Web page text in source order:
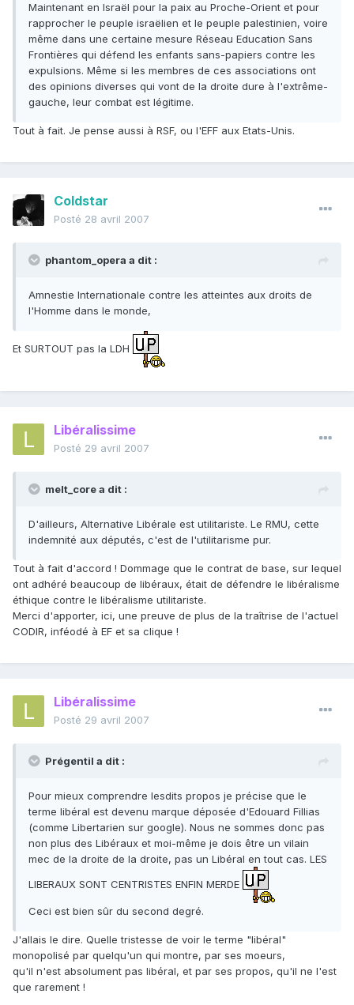
Maintenant en Israël pour la paix au Proche-Orient et pour
rapprocher le peuple israëlien et le peuple palestinien, voire
même dans une certaine mesure Réseau Education Sans
Frontières qui défend les enfants sans-papiers contre les
expulsions. Même si les membres de ces associations ont
des opinions diverses qui vont de la droite dure à l'extrême-
gauche, leur combat est légitime.
Tout à fait. Je pense aussi à RSF, ou l'EFF aux Etats-Unis.
Coldstar
Posté 28 avril 2007
phantom_opera a dit :
Amnestie Internationale contre les atteintes aux droits de
l'Homme dans le monde,
Et SURTOUT pas la LDH
Libéralissime
Posté 29 avril 2007
melt_core a dit :
D'ailleurs, Alternative Libérale est utilitariste. Le RMU, cette
indemnité aux députés, c'est de l'utilitarisme pur.
Tout à fait d'accord ! Dommage que le contrat de base, sur lequel
ont adhéré beaucoup de libéraux, était de défendre le libéralisme
éthique contre le libéralisme utilitariste.
Merci d'apporter, ici, une preuve de plus de la traîtrise de l'actuel
CODIR, inféodé à EF et sa clique !
Libéralissime
Posté 29 avril 2007
Prégentil a dit :
Pour mieux comprendre lesdits propos je précise que le
terme libéral est devenu marque déposée d'Edouard Fillias
(comme Libertarien sur google). Nous ne sommes donc pas
non plus des Libéraux et moi-même je dois être un vilain
mec de la droite de la droite, pas un Libéral en tout cas. LES
LIBERAUX SONT CENTRISTES ENFIN MERDE
Ceci est bien sûr du second degré.
J'allais le dire. Quelle tristesse de voir le terme "libéral"
monopolisé par quelqu'un qui montre, par ses moeurs,
qu'il n'est absolument pas libéral, et par ses propos, qu'il ne l'est
que rarement !